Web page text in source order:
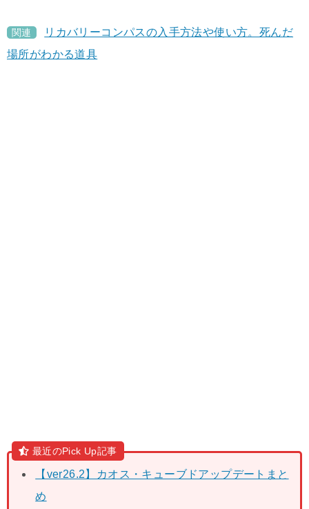
関連
リカバリーコンパスの入手方法や使い方。死んだ
場所がわかる道具
最近のPick Up記事
【ver26.2】カオス・キューブドアップデートまと
め